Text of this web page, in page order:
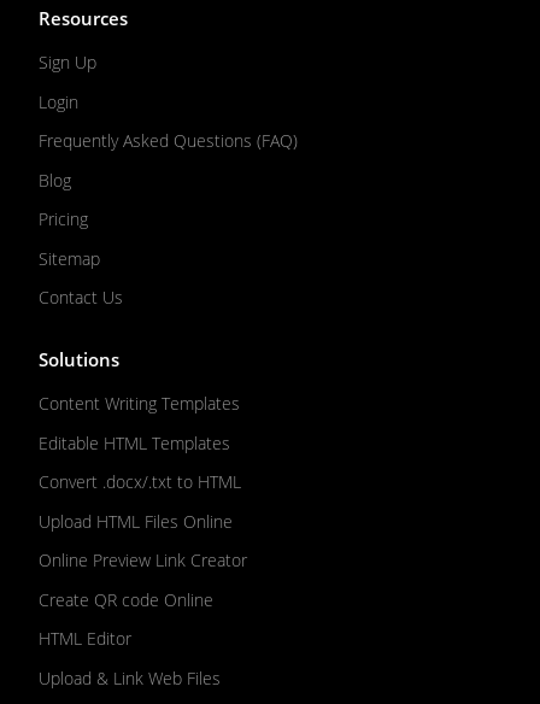
Resources
Sign Up
Login
Frequently Asked Questions (FAQ)
Blog
Pricing
Sitemap
Contact Us
Solutions
Content Writing Templates
Editable HTML Templates
Convert .docx/.txt to HTML
Upload HTML Files Online
Online Preview Link Creator
Create QR code Online
HTML Editor
Upload & Link Web Files